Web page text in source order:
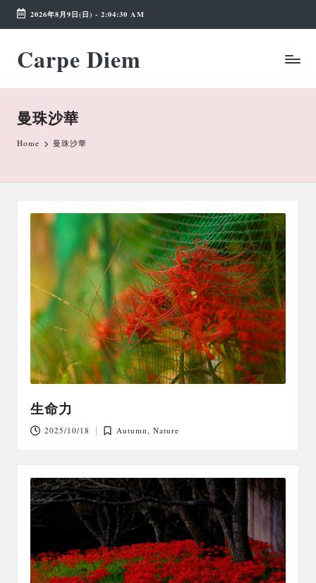
Skip
content
2026年8月9日(日) - 2:04:31 AM
Carpe Diem
Weekend
Wonderland
曼珠沙華
Home 曼珠沙華
生命力
2025/10/18
Posted
Autumn,Nature